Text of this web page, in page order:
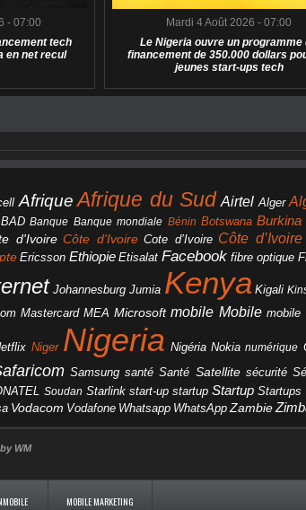
- 07:00
tech
en net recul
Mardi 4 Août 2026 - 07:00
Le Nigeria ouvre un programme
financement de 350.000 dollars
jeunes start-ups tech
Afrique Afrique du Sud Airtel Alger
BAD Banque Banque mondiale Bénin Botswana
d'Ivoire Côte d'Ivoire Cote d’Ivoire Côte d’Ivoire
Ericsson Ethiopie Etisalat Facebook fibre optique
Johannesburg Jumia Kenya Kigali
Mastercard MEA Microsoft mobile Mobile mobile
Niger Nigeria Nigéria Nokia numérique
Samsung santé Santé Satellite sécurité
Soudan Starlink start-up startup Startup Startups
Vodacom Vodafone Whatsapp WhatsApp Zambie
WM
MOBILE MARKETING